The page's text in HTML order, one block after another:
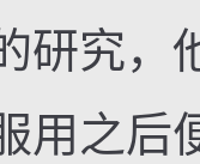
究，
用之后